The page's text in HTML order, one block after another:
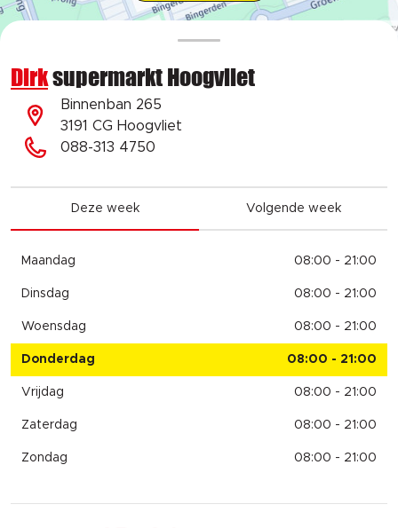
Dirksupermarkt Hoogvliet
Binnenban 265
3191 CG Hoogvliet
088-313 4750
Deze week Volgende week
Maandag 08:00 - 21:00
Dinsdag 08:00 - 21:00
Woensdag 08:00 - 21:00
Donderdag 08:00 - 21:00
Vrijdag 08:00 - 21:00
Zaterdag 08:00 - 21:00
Zondag 08:00 - 21:00